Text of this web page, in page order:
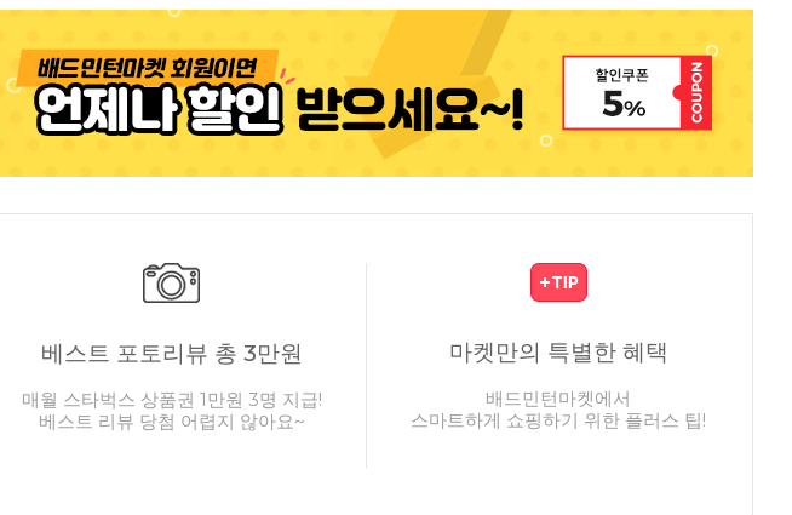
베스트 포토리뷰 총 3만원
매월 스타벅스 상품권 1만원 3명 지급!
베스트 리뷰 당첨 어렵지 않아요~
마켓만의 특별한 혜택
배드민턴마켓에서
스마트하게 쇼핑하기 위한 플러스 팁!